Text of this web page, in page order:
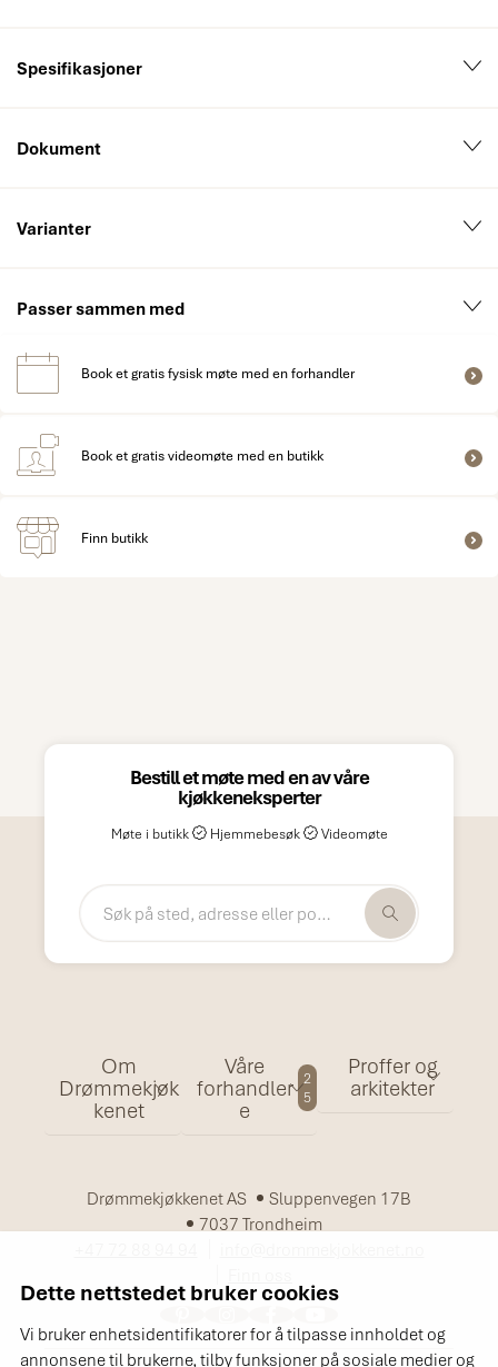
Dette nettstedet bruker cookies
Vi bruker enhetsidentifikatorer for å tilpasse innholdet og
annonsene til brukerne, tilby funksjoner på sosiale medier og
Spesifikasjoner
Dokument
Varianter
Passer sammen med
Book et gratis fysisk møte med en forhandler
Book et gratis videomøte med en butikk
Finn butikk
Bestill et møte med en av våre
kjøkkeneksperter
Møte i butikk Hjemmebesøk Videomøte
Om
Drømmekjøk
kenet
Våre
forhandler
e
2
5
Proffer og
arkitekter
Drømmekjøkkenet AS
Sluppenvegen 17B
7037 Trondheim